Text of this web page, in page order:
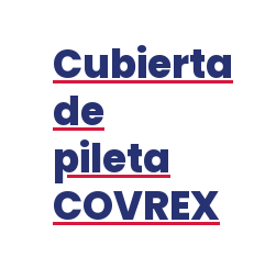
Cubierta
de
pileta
COVREX